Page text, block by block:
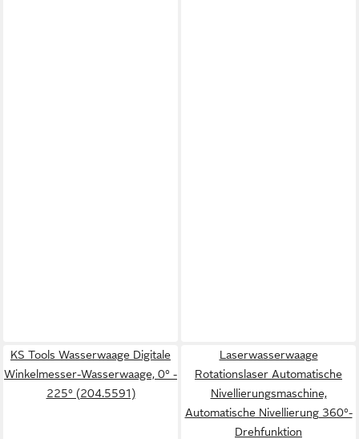
KS Tools Wasserwaage Digitale
Winkelmesser-Wasserwaage, 0° -
225° (204.5591)
Laserwasserwaage
Rotationslaser Automatische
Nivellierungsmaschine,
Automatische Nivellierung 360°-
Drehfunktion